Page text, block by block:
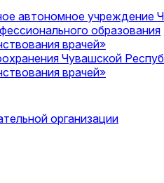
автономное учреждение
образования
врачей»
Чувашской
врачей»
организации